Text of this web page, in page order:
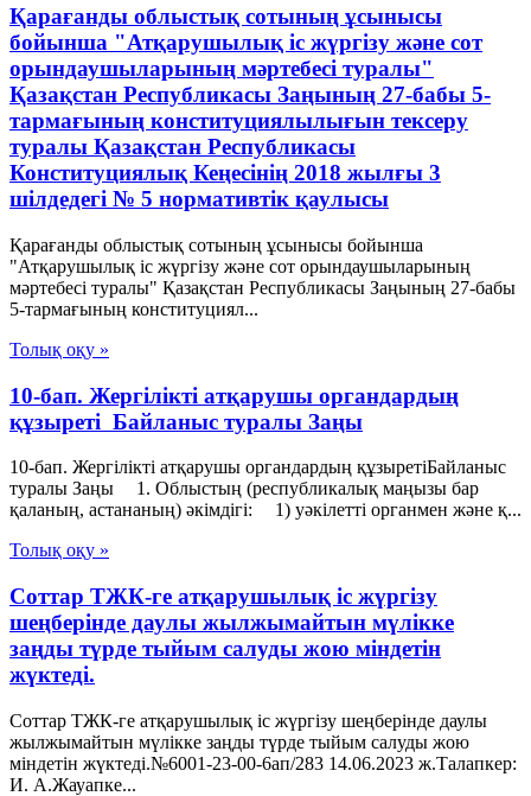
Қарағанды облыстық сотының ұсынысы
бойынша "Атқарушылық iс жүргiзу және сот
орындаушыларының мәртебесi туралы"
Қазақстан Республикасы Заңының 27-бабы 5-
тармағының конституциялылығын тексеру
туралы Қазақстан Республикасы
Конституциялық Кеңесінің 2018 жылғы 3
шілдедегі № 5 нормативтік қаулысы
Қарағанды облыстық сотының ұсынысы бойынша
"Атқарушылық iс жүргiзу және сот орындаушыларының
мәртебесi туралы" Қазақстан Республикасы Заңының 27-бабы
5-тармағының конституциял...
Толық оқу »
10-бап. Жергілікті атқарушы органдардың
құзыреті Байланыс туралы Заңы
10-бап. Жергілікті атқарушы органдардың құзыретіБайланыс
туралы Заңы 1. Облыстың (республикалық маңызы бар
қаланың, астананың) әкімдігі: 1) уәкілетті органмен және қ...
Толық оқу »
Соттар ТЖК-ге атқарушылық іс жүргізу
шеңберінде даулы жылжымайтын мүлікке
заңды түрде тыйым салуды жою міндетін
жүктеді.
Соттар ТЖК-ге атқарушылық іс жүргізу шеңберінде даулы
жылжымайтын мүлікке заңды түрде тыйым салуды жою
міндетін жүктеді.№6001-23-00-6ап/283 14.06.2023 ж.Талапкер:
И. А.Жауапке...